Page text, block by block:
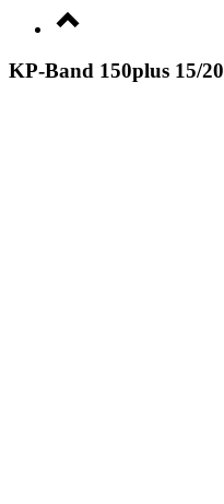
KP-Band 150plus 15/20